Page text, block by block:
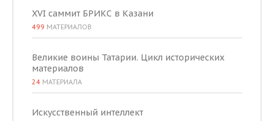
XVI саммит БРИКС в Казани
499 МАТЕРИАЛОВ
Великие воины Татарии. Цикл исторических
материалов
24 МАТЕРИАЛА
Искусственный интеллект